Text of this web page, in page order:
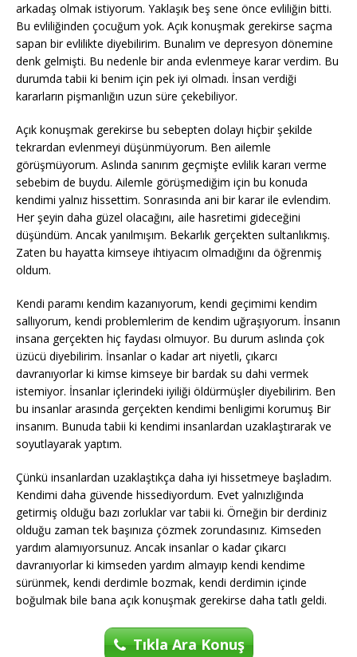
arkadaş olmak istiyorum. Yaklaşık beş sene önce evliliğin bitti.
Bu evliliğinden çocuğum yok. Açık konuşmak gerekirse saçma
sapan bir evlilikte diyebilirim. Bunalım ve depresyon dönemine
denk gelmişti. Bu nedenle bir anda evlenmeye karar verdim. Bu
durumda tabii ki benim için pek iyi olmadı. İnsan verdiği
kararların pişmanlığın uzun süre çekebiliyor.
Açık konuşmak gerekirse bu sebepten dolayı hiçbir şekilde
tekrardan evlenmeyi düşünmüyorum. Ben ailemle
görüşmüyorum. Aslında sanırım geçmişte evlilik kararı verme
sebebim de buydu. Ailemle görüşmediğim için bu konuda
kendimi yalnız hissettim. Sonrasında ani bir karar ile evlendim.
Her şeyin daha güzel olacağını, aile hasretimi gideceğini
düşündüm. Ancak yanılmışım. Bekarlık gerçekten sultanlıkmış.
Zaten bu hayatta kimseye ihtiyacım olmadığını da öğrenmiş
oldum.
Kendi paramı kendim kazanıyorum, kendi geçimimi kendim
sallıyorum, kendi problemlerim de kendim uğraşıyorum. İnsanın
insana gerçekten hiç faydası olmuyor. Bu durum aslında çok
üzücü diyebilirim. İnsanlar o kadar art niyetli, çıkarcı
davranıyorlar ki kimse kimseye bir bardak su dahi vermek
istemiyor. İnsanlar içlerindeki iyiliği öldürmüşler diyebilirim. Ben
bu insanlar arasında gerçekten kendimi benligimi korumuş Bir
insanım. Bunuda tabii ki kendimi insanlardan uzaklaştırarak ve
soyutlayarak yaptım.
Çünkü insanlardan uzaklaştıkça daha iyi hissetmeye başladım.
Kendimi daha güvende hissediyordum. Evet yalnızlığında
getirmiş olduğu bazı zorluklar var tabii ki. Örneğin bir derdiniz
olduğu zaman tek başınıza çözmek zorundasınız. Kimseden
yardım alamıyorsunuz. Ancak insanlar o kadar çıkarcı
davranıyorlar ki kimseden yardım almayıp kendi kendime
sürünmek, kendi derdimle bozmak, kendi derdimin içinde
boğulmak bile bana açık konuşmak gerekirse daha tatlı geldi.
Tıkla Ara Konuş